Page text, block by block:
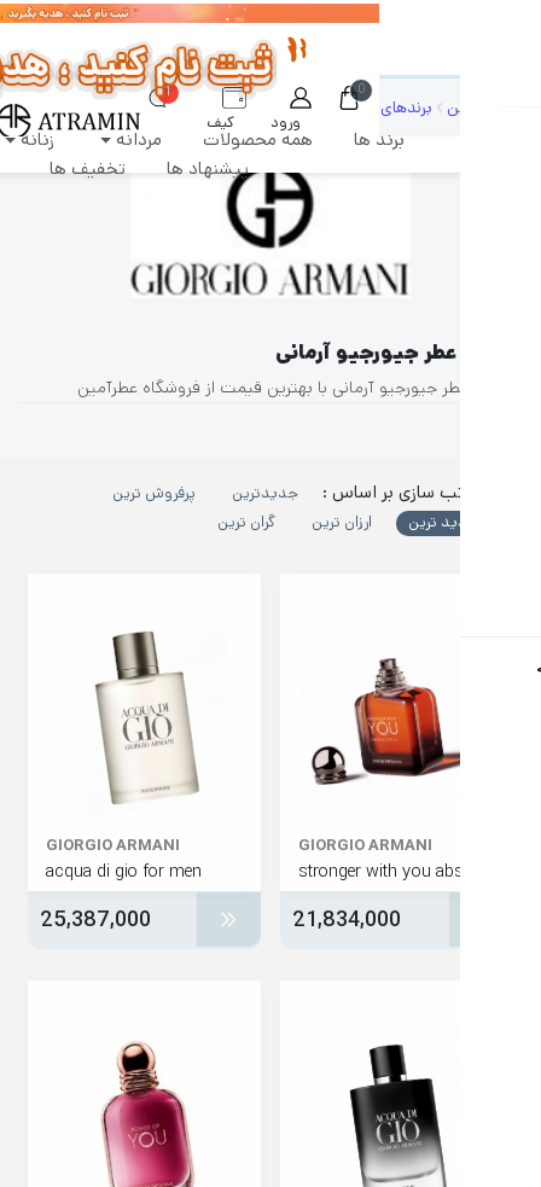
کیف
پول
1
همه محصولات مردانه زنانه
پیشنهاد ها
تخفیف ها
طبق روال عادی روزانه پردازش و ارسال خواهند شد
برندهای عطر جیورجیو آرمانی
جیورجیو آرمانی
جیورجیو آرمانی با بهترین قیمت از فروشگاه عطرآمین
سازی بر اساس : جدیدترین
پرفروش ترین
ارزان ترین گران ترین
GIORGIO ARMANI
21,834,000
GIORGIO ARMANI
acqua di gio for men
25,387,000